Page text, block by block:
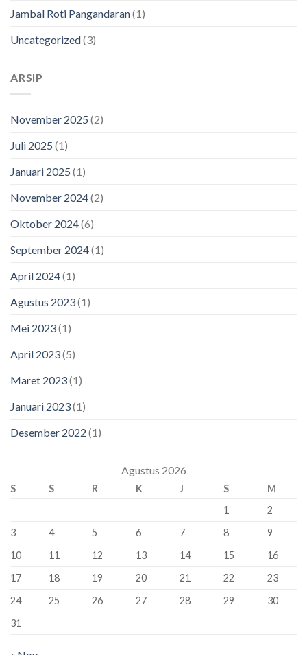
Jambal Roti Pangandaran(1)
Uncategorized(3)
ARSIP
November 2025 (2)
Juli 2025 (1)
Januari 2025 (1)
November 2024(2)
Oktober 2024(6)
September 2024(1)
April 2024(1)
Agustus 2023(1)
Mei 2023(1)
April 2023(5)
Maret 2023(1)
Januari 2023(1)
Desember 2022 (1)
Agustus 2026
S S R K J S
M
1
2
3
4 5 6 7 8
9
10
11 12 13 14 15
16
17
18 19 20 21 22
23
24
25 26 27 28 29
30
31